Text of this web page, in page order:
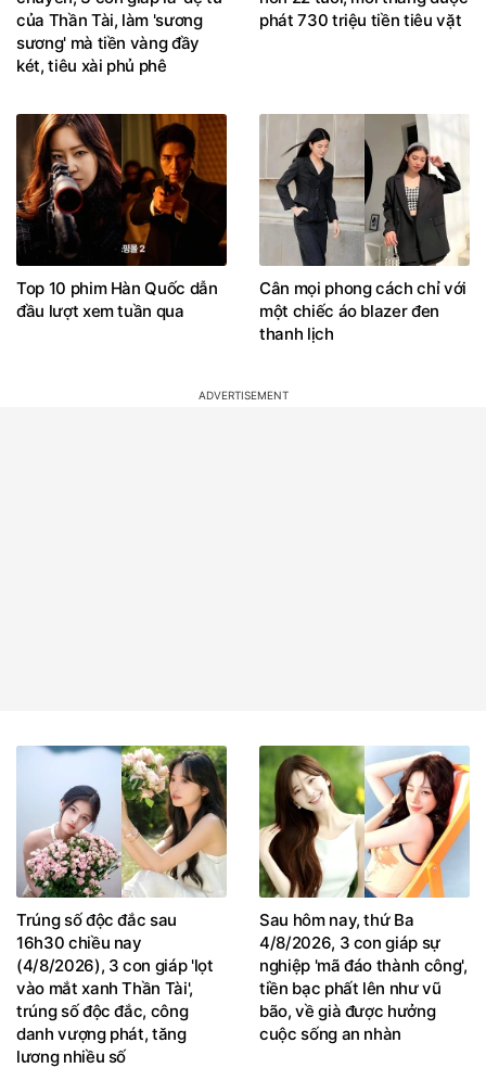
của Thần Tài, làm 'sương
sương' mà tiền vàng đầy
két, tiêu xài phủ phê
phát 730 triệu tiền tiêu vặt
Top 10 phim Hàn Quốc dẫn
đầu lượt xem tuần qua
Cân mọi phong cách chỉ với
một chiếc áo blazer đen
thanh lịch
Trúng số độc đắc sau
16h30 chiều nay
(4/8/2026), 3 con giáp 'lọt
vào mắt xanh Thần Tài',
trúng số độc đắc, công
danh vượng phát, tăng
lương nhiều số
Sau hôm nay, thứ Ba
4/8/2026, 3 con giáp sự
nghiệp 'mã đáo thành công',
tiền bạc phất lên như vũ
bão, về già được hưởng
cuộc sống an nhàn